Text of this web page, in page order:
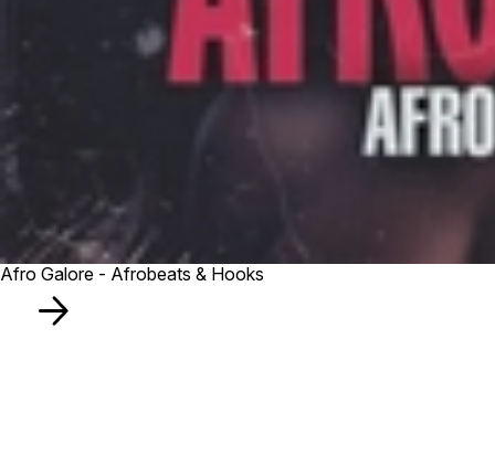
Afro Galore - Afrobeats & Hooks